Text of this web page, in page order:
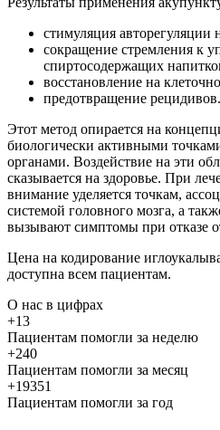
стимуляция авторегуляции
сокращение стремления к
спиртосодержащих
восстановление на
предотвращение рецидивов.
Этот метод опирается на
биологически активными
органами. Воздействие на эти
сказывается на здоровье. При
внимание уделяется точкам,
системой головного мозга, а
вызывают симптомы при отказе
Цена на кодирование
доступна всем пациентам.
О нас в цифрах
+13
Пациентам помогли за неделю
+240
Пациентам помогли за месяц
+19351
Пациентам помогли за год